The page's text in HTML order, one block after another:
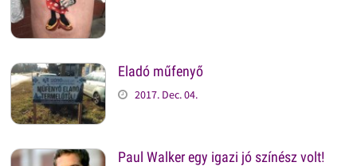
Eladó műfenyő
2017. Dec. 04.
Paul Walker egy igazi jó színész volt!